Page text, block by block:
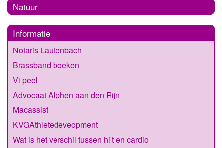
Natuur
Informatie
Notaris Lautenbach
Brassband boeken
Vi peel
Advocaat Alphen aan den Rijn
Macassist
KVGAthletedeveopment
Wat is het verschil tussen hiit en cardio